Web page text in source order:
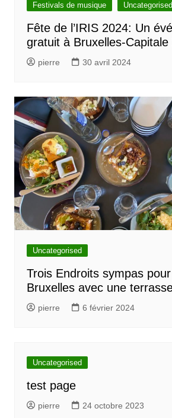
Festivals de musique
Uncategorised
Fête de l’IRIS 2024: Un
gratuit à Bruxelles-Capitale
pierre 30 avril 2024
Uncategorised
Trois Endroits sympas
Bruxelles avec une
pierre 6 février 2024
Uncategorised
test page
pierre 24 octobre 2023